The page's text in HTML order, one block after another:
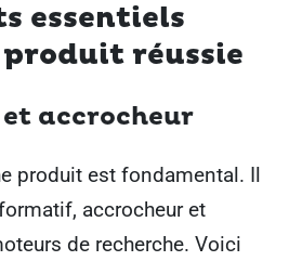
essentiels
produit réussie
accrocheur
produit est fondamental. Il
accrocheur et
de recherche. Voici